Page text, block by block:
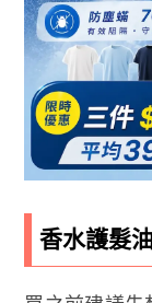
香水護髮